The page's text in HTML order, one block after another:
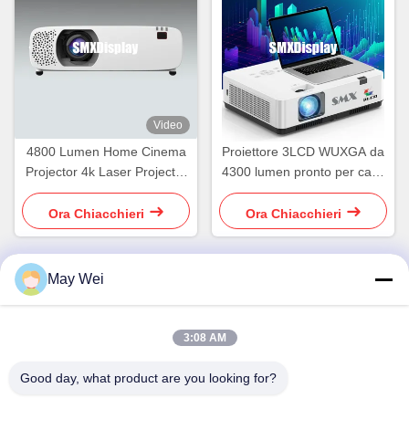
Video
4800 Lumen Home Cinema
Projector 4k Laser Projector
con HDR
Ora Chiacchieri
Proiettore 3LCD WUXGA da
4300 lumen pronto per casa
e ufficio con sistema Android
Ora Chiacchieri
611, blocco A, Zhihui Innovation Center, Xixiang Street,
May Wei
3:08 AM
Good day, what product are you looking for?